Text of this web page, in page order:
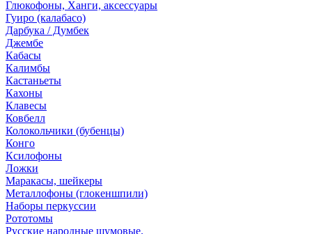
Глюкофоны, Ханги, аксессуары
Гуиро (калабасо)
Дарбука / Думбек
Джембе
Кабасы
Калимбы
Кастаньеты
Кахоны
Клавесы
Ковбелл
Колокольчики (бубенцы)
Конго
Ксилофоны
Ложки
Маракасы, шейкеры
Металлофоны (глокеншпили)
Наборы перкуссии
Рототомы
Русские народные шумовые.